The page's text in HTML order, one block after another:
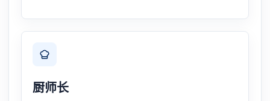
厨师长